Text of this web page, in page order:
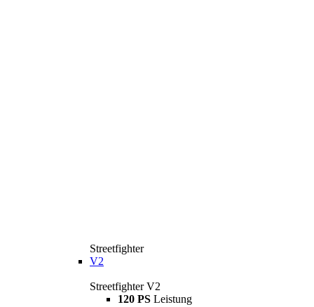
Streetfighter
V2
Streetfighter V2
120 PS Leistung